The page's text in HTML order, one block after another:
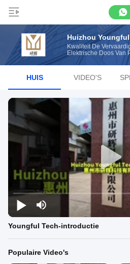
Huizhou
Kwaliteit De
Elektrische Doos Van
HUIS VIDEO'S
Youngful Tech-introductie
Populaire Video's